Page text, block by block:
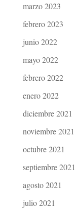
marzo 2023
febrero 2023
junio 2022
mayo 2022
febrero 2022
enero 2022
diciembre 2021
noviembre 2021
octubre 2021
septiembre 2021
agosto 2021
julio 2021